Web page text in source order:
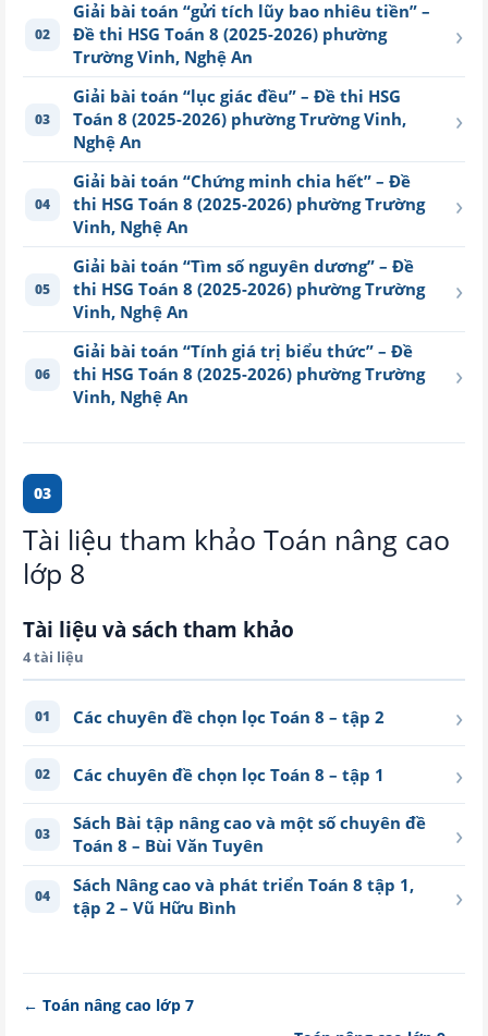
02
Giải bài toán “gửi tích lũy bao nhiêu tiền” –
Đề thi HSG Toán 8 (2025-2026) phường
Trường Vinh, Nghệ An
›
03
Giải bài toán “lục giác đều” – Đề thi HSG
Toán 8 (2025-2026) phường Trường Vinh,
Nghệ An
›
04
Giải bài toán “Chứng minh chia hết” – Đề
thi HSG Toán 8 (2025-2026) phường Trường
Vinh, Nghệ An
›
05
Giải bài toán “Tìm số nguyên dương” – Đề
thi HSG Toán 8 (2025-2026) phường Trường
Vinh, Nghệ An
›
06
Giải bài toán “Tính giá trị biểu thức” – Đề
thi HSG Toán 8 (2025-2026) phường Trường
Vinh, Nghệ An
›
03
Tài liệu tham khảo Toán nâng cao
lớp 8
Tài liệu và sách tham khảo
4 tài liệu
01 Các chuyên đề chọn lọc Toán 8 – tập 2 ›
02 Các chuyên đề chọn lọc Toán 8 – tập 1 ›
03
Sách Bài tập nâng cao và một số chuyên đề
Toán 8 – Bùi Văn Tuyên
›
04
Sách Nâng cao và phát triển Toán 8 tập 1,
tập 2 – Vũ Hữu Bình
›
← Toán nâng cao lớp 7